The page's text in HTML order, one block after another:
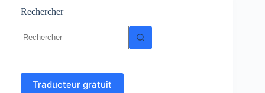
Rechercher
résultat
Traducteur gratuit